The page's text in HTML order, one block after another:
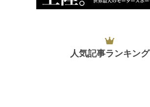
人気記事ランキング